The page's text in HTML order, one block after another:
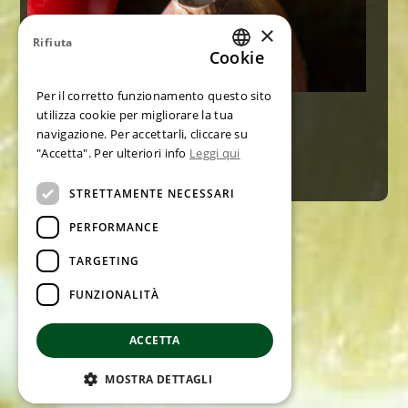
CONTATTACI
© Frantoio Bianco Srl
Reg. S.Lucia 10 - 18027 Pontedassio (IM)
Privacy Policy
p.iva 00300560083
ENGLISH
GERMAN
FRENCH
×
Cookie
Per il corretto funzionamento questo sito
utilizza cookie per migliorare la tua
navigazione. Per accettarli, cliccare su
"Accetta". Per ulteriori info Leggi qui
STRETTAMENTE NECESSARI
PERFORMANCE
TARGETING
FUNZIONALITÀ
ACCETTA
Rifiuta
MOSTRA DETTAGLI